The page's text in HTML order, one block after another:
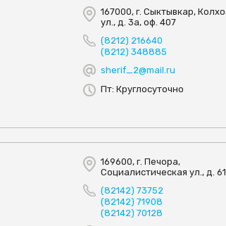
167000, г. Сыктывкар,
ул., д. 3а, оф. 407
(8212) 216640
(8212) 348885
sherif_2@mail.ru
Пт: Круглосуточно
169600, г. Печора,
Социалистическая ул., д. 61
(82142) 73752
(82142) 71908
(82142) 70128